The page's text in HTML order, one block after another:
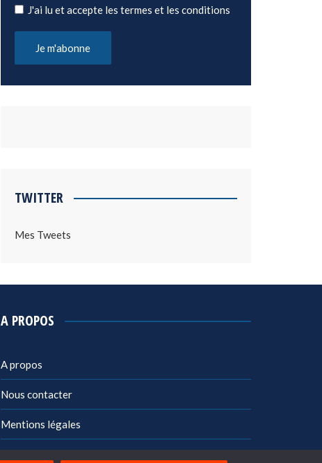
J'ai lu et accepte les termes et les conditions
TWITTER
Mes Tweets
A PROPOS
A propos
Nous contacter
Mentions légales
Politique de confidentialité